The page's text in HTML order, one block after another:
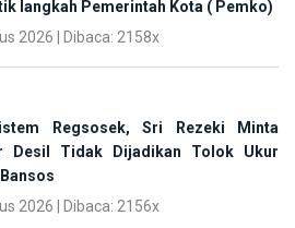
langkah Pemerintah Kota ( Pemko)
2026 | Dibaca: 2158x
Regsosek, Sri Rezeki Minta
Desil Tidak Dijadikan Tolok Ukur
2026 | Dibaca: 2156x